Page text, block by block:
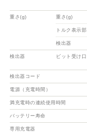
重さ(g) 重さ(g)
トルク表示部
検出器
検出器 ビット受け口
検出器コード
電源（充電時間）
満充電時の連続使用時間
バッテリー寿命
専用充電器